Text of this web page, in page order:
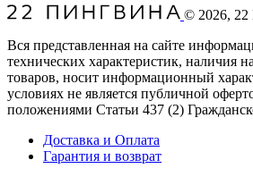
© 2026,
Вся представленная на сайте
технических характеристик, наличия
товаров, носит информационный
условиях не является публичной
положениями Статьи 437 (2)
Доставка и Оплата
Гарантия и возврат